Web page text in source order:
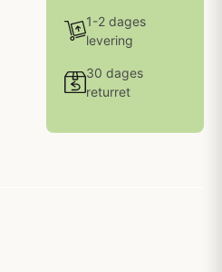
1-2 dages
levering
30 dages
returret